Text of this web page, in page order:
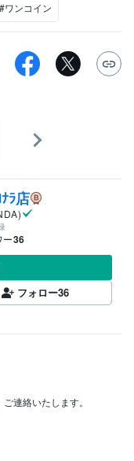
#ワンコイン
ﾗ店
ー36
フォロー36
連絡いたします。